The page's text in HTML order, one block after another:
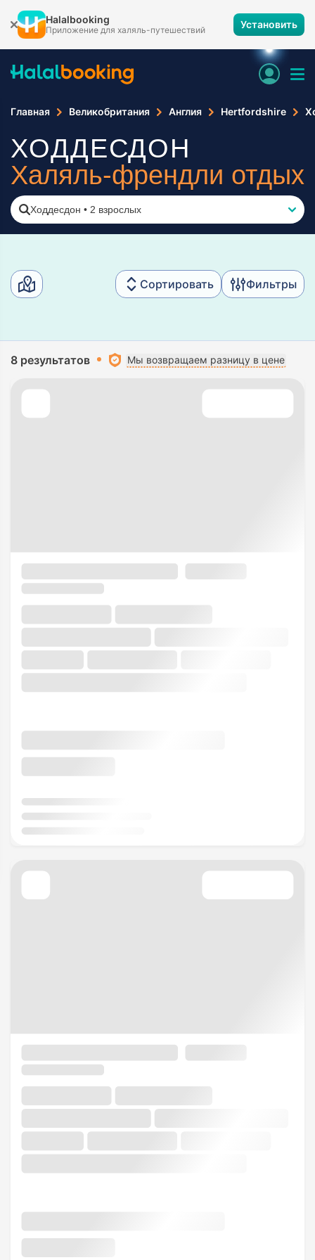
Halalbooking
Приложение для халяль-путешествий Установить
Главная Великобритания Англия Hertfordshire
ХОДДЕСДОН
Халяль-френдли отдых
Ходдесдон • 2 взрослых
Сортировать Фильтры
8 результатов Мы возвращаем разницу в цене